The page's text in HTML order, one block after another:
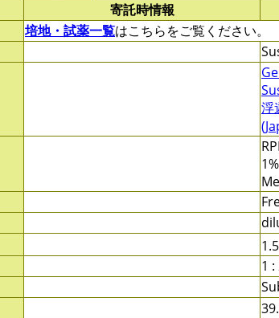
寄託時情報
培地・試薬一覧はこちらをご覧ください。
浮
1